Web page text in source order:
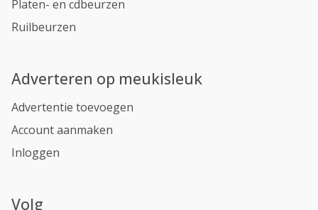
Platen- en cdbeurzen
Ruilbeurzen
Adverteren op meukisleuk
Advertentie toevoegen
Account aanmaken
Inloggen
Volg